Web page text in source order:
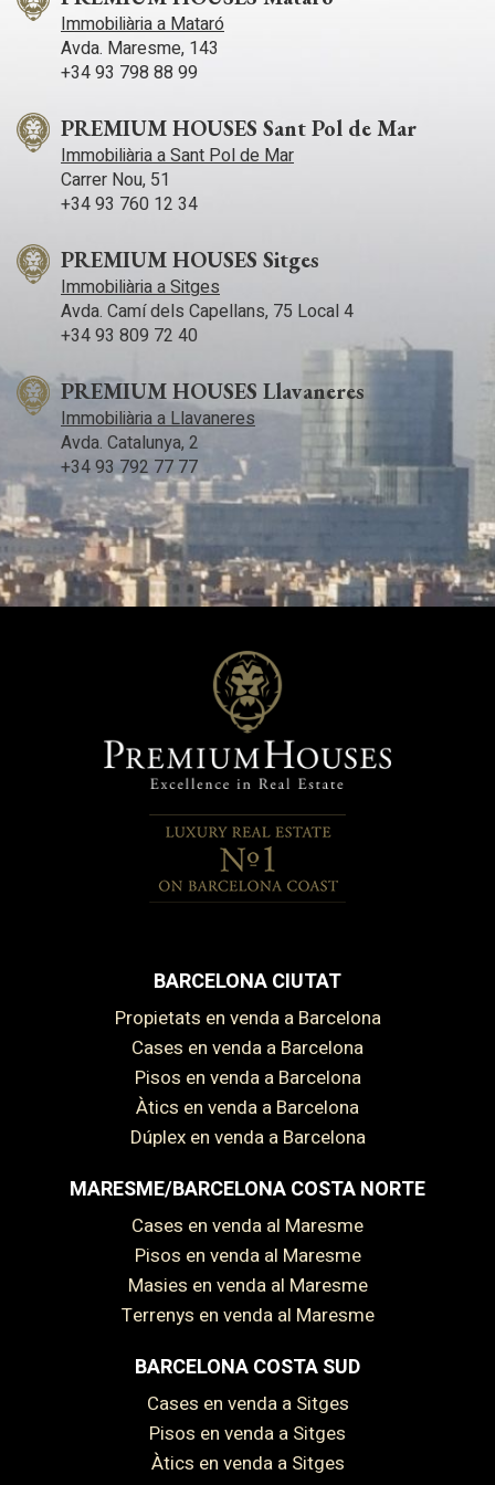
Immobiliària a Mataró
Avda. Maresme, 143
+34 93 798 88 99
PREMIUM HOUSES Sant Pol de Mar
Immobiliària a Sant Pol de Mar
Carrer Nou, 51
+34 93 760 12 34
PREMIUM HOUSES Sitges
Immobiliària a Sitges
Avda. Camí­ dels Capellans, 75 Local 4
+34 93 809 72 40
PREMIUM HOUSES Llavaneres
Immobiliària a Llavaneres
Avda. Catalunya, 2
+34 93 792 77 77
BARCELONA CIUTAT
Propietats en venda a Barcelona
Cases en venda a Barcelona
Pisos en venda a Barcelona
Àtics en venda a Barcelona
Dúplex en venda a Barcelona
MARESME/BARCELONA COSTA NORTE
Cases en venda al Maresme
Pisos en venda al Maresme
Masies en venda al Maresme
Terrenys en venda al Maresme
BARCELONA COSTA SUD
Cases en venda a Sitges
Pisos en venda a Sitges
Àtics en venda a Sitges